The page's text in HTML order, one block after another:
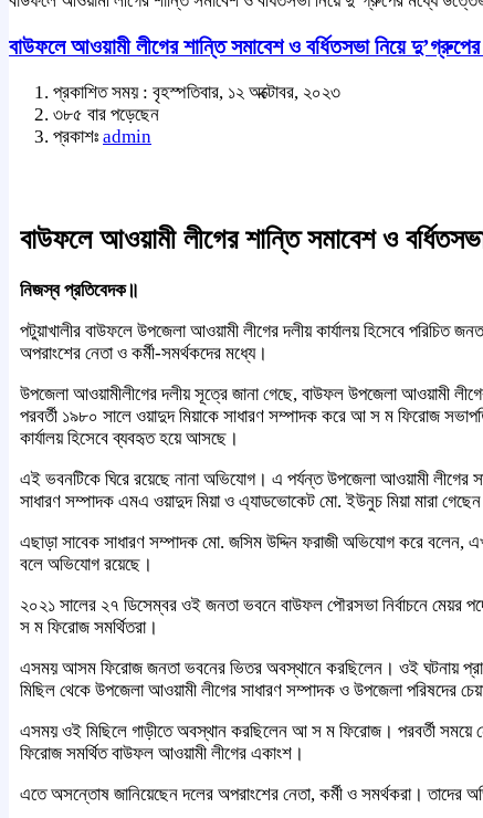
বাউফলে আওয়ামী লীগের শান্তি সমাবেশ ও বর্ধিতসভা নিয়ে
প্রকাশিত সময় : বৃহস্পতিবার, ১২ অক্টোবর, ২০২৩
৩৮৫ বার পড়েছেন
প্রকাশঃ admin
বাউফলে আওয়ামী লীগের শান্তি সমাবেশ ও
নিজস্ব প্রতিবেদক॥
পটুয়াখালীর বাউফলে উপজেলা আওয়ামী লীগের দলীয় কার্যালয় হিসেবে
অপরাংশের নেতা ও কর্মী-সমর্থকদের মধ্যে।
উপজেলা আওয়ামীলীগের দলীয় সূত্রে জানা গেছে, বাউফল উপজেলা আওয়ামী
পরবর্তী ১৯৮০ সালে ওয়াদুদ মিয়াকে সাধারণ সম্পাদক করে আ স ম ফিরোজ
কার্যালয় হিসেবে ব্যবহৃত হয়ে আসছে।
এই ভবনটিকে ঘিরে রয়েছে নানা অভিযোগ। এ পর্যন্ত উপজেলা আওয়ামী লীগের
সাধারণ সম্পাদক এমএ ওয়াদুদ মিয়া ও এ্যাডভোকেট মো. ইউনুচ মিয়া মারা
এছাড়া সাবেক সাধারণ সম্পাদক মো. জসিম উদ্দিন ফরাজী অভিযোগ করে বলেন,
বলে অভিযোগ রয়েছে।
২০২১ সালের ২৭ ডিসেম্বর ওই জনতা ভবনে বাউফল পৌরসভা নির্বাচনে মেয়র
স ম ফিরোজ সমর্থিতরা।
এসময় আসম ফিরোজ জনতা ভবনের ভিতর অবস্থানে করছিলেন। ওই ঘটনায়
মিছিল থেকে উপজেলা আওয়ামী লীগের সাধারণ সম্পাদক ও উপজেলা পরিষদের
এসময় ওই মিছিলে গাড়ীতে অবস্থান করছিলেন আ স ম ফিরোজ। পরবর্তী সময়ে
ফিরোজ সমর্থিত বাউফল আওয়ামী লীগের একাংশ।
এতে অসন্তোষ জানিয়েছেন দলের অপরাংশের নেতা, কর্মী ও সমর্থকরা।